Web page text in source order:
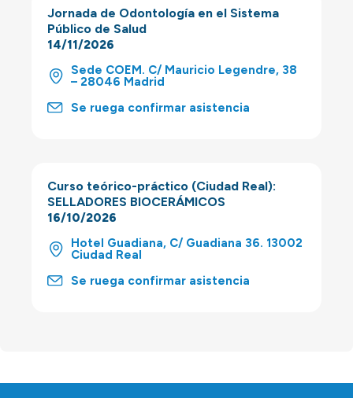
Jornada de Odontología en el Sistema
Público de Salud
14/11/2026
Sede COEM. C/ Mauricio Legendre, 38
– 28046 Madrid
Se ruega confirmar asistencia
Curso teórico-práctico (Ciudad Real):
SELLADORES BIOCERÁMICOS
16/10/2026
Hotel Guadiana, C/ Guadiana 36. 13002
Ciudad Real
Se ruega confirmar asistencia